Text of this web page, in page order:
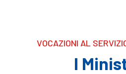
VOCAZIONI AL
I